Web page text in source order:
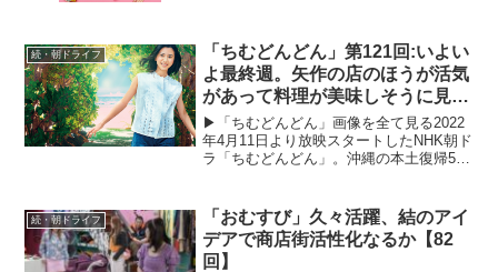
デルにオリジナルス...
続・朝ドライフ
「ちむどんどん」第121回:いよい
よ最終週。矢作の店のほうが活気
があって料理が美味しそうに見え
る
▶︎「ちむどんどん」画像を全て見る2022
年4月11日より放映スタートしたNHK朝ド
ラ「ちむどんどん」。沖縄の本土復帰50
主人公と支え合う兄妹たちの絆を描くス
トーリー。...
続・朝ドライフ
「おむすび」久々活躍、結のアイ
デアで商店街活性化なるか【82
回】